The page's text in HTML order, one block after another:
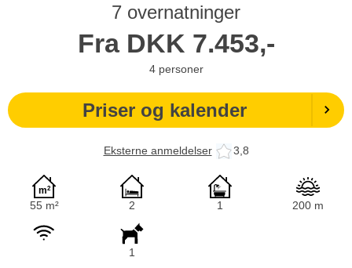
7 overnatninger
Fra DKK 7.453,-
4 personer
Priser og kalender
Eksterne anmeldelser 3,8
55 m² 2 1 200 m
1